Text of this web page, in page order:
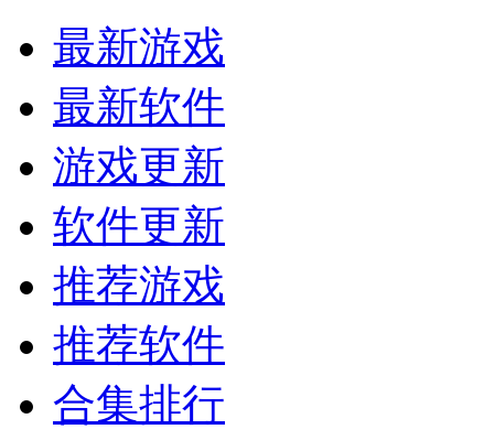
最新游戏
最新软件
游戏更新
软件更新
推荐游戏
推荐软件
合集排行